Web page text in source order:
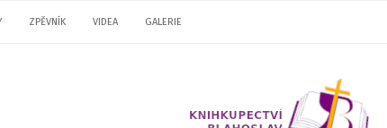
ZPĚVNÍK VIDEA GALERIE